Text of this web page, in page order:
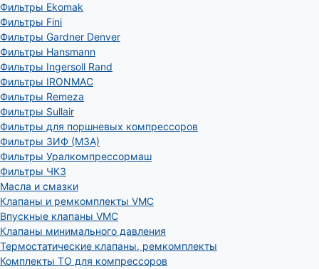
Фильтры Ekomak
Фильтры Fini
Фильтры Gardner Denver
Фильтры Hansmann
Фильтры Ingersoll Rand
Фильтры IRONMAC
Фильтры Remeza
Фильтры Sullair
Фильтры для поршневых компрессоров
Фильтры ЗИФ (МЗА)
Фильтры Уралкомпрессормаш
Фильтры ЧКЗ
Масла и смазки
Клапаны и ремкомплекты VMC
Впускные клапаны VMC
Клапаны минимального давления
Термостатические клапаны, ремкомплекты
Комплекты ТО для компрессоров